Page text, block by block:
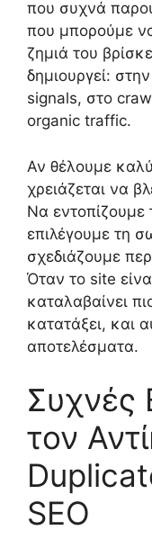
που συχνά
που μπορούμε
ζημιά του
δημιουργεί:
signals, στο
organic traffic.
Αν θέλουμε
χρειάζεται να
Να εντοπίζουμε
επιλέγουμε τη
σχεδιάζουμε
Όταν το site
καταλαβαίνει
κατατάξει, και
αποτελέσματα.
Συχνές
τον
SEO